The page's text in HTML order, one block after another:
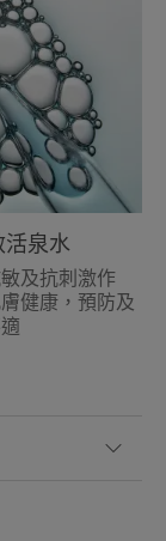
环境
活泉水
及抗刺激作
健康，預防及